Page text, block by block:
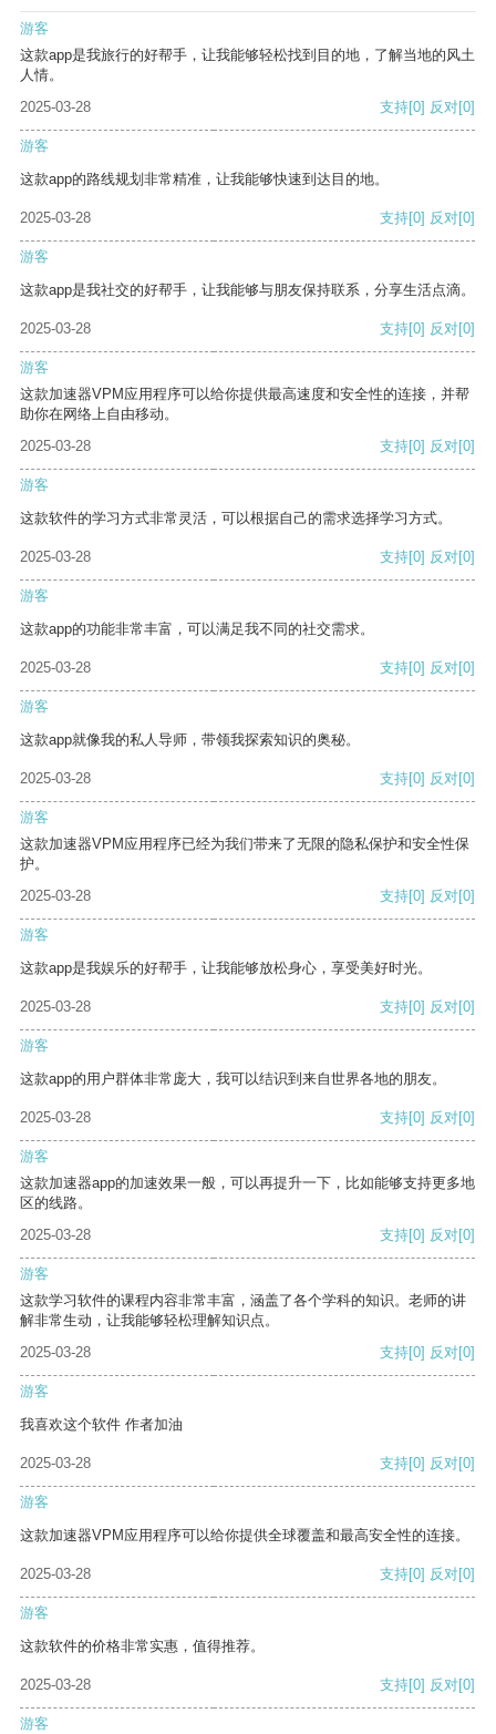
游客
这款app是我旅行的好帮手，让我能够轻松找到目的地，了解当地的风土
人情。
2025-03-28
支持[0] 反对[0]
游客
这款app的路线规划非常精准，让我能够快速到达目的地。
2025-03-28 支持[0] 反对[0]
游客
这款app是我社交的好帮手，让我能够与朋友保持联系，分享生活点滴。
2025-03-28 支持[0] 反对[0]
游客
这款加速器VPM应用程序可以给你提供最高速度和安全性的连接，并帮
助你在网络上自由移动。
2025-03-28
支持[0] 反对[0]
游客
这款软件的学习方式非常灵活，可以根据自己的需求选择学习方式。
2025-03-28 支持[0] 反对[0]
游客
这款app的功能非常丰富，可以满足我不同的社交需求。
2025-03-28 支持[0] 反对[0]
游客
这款app就像我的私人导师，带领我探索知识的奥秘。
2025-03-28 支持[0] 反对[0]
游客
这款加速器VPM应用程序已经为我们带来了无限的隐私保护和安全性保
护。
2025-03-28
支持[0] 反对[0]
游客
这款app是我娱乐的好帮手，让我能够放松身心，享受美好时光。
2025-03-28 支持[0] 反对[0]
游客
这款app的用户群体非常庞大，我可以结识到来自世界各地的朋友。
2025-03-28 支持[0] 反对[0]
游客
这款加速器app的加速效果一般，可以再提升一下，比如能够支持更多地
区的线路。
2025-03-28
支持[0] 反对[0]
游客
这款学习软件的课程内容非常丰富，涵盖了各个学科的知识。老师的讲
解非常生动，让我能够轻松理解知识点。
2025-03-28
支持[0] 反对[0]
游客
我喜欢这个软件 作者加油
2025-03-28 支持[0] 反对[0]
游客
这款加速器VPM应用程序可以给你提供全球覆盖和最高安全性的连接。
2025-03-28 支持[0] 反对[0]
游客
这款软件的价格非常实惠，值得推荐。
2025-03-28 支持[0] 反对[0]
游客